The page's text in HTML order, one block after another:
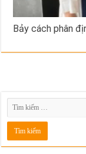
Bảy cách phân